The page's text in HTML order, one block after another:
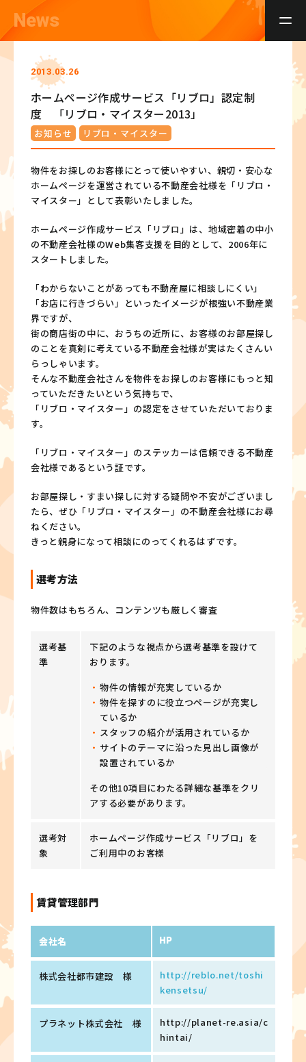
News
2013.03.26
ホームページ作成サービス「リブロ」認定制
度 「リブロ・マイスター2013」
お知らせ リブロ・マイスター
物件をお探しのお客様にとって使いやすい、親切・安心な
ホームページを運営されている不動産会社様を「リブロ・
マイスター」として表彰いたしました。
ホームページ作成サービス「リブロ」は、地域密着の中小
の不動産会社様のWeb集客支援を目的として、2006年に
スタートしました。
「わからないことがあっても不動産屋に相談しにくい」
「お店に行きづらい」といったイメージが根強い不動産業
界ですが、
街の商店街の中に、おうちの近所に、お客様のお部屋探し
のことを真剣に考えている不動産会社様が実はたくさんい
らっしゃいます。
そんな不動産会社さんを物件をお探しのお客様にもっと知
っていただきたいという気持ちで、
「リブロ・マイスター」の認定をさせていただいておりま
す。
「リブロ・マイスター」のステッカーは信頼できる不動産
会社様であるという証です。
お部屋探し・すまい探しに対する疑問や不安がございまし
たら、ぜひ「リブロ・マイスター」の不動産会社様にお尋
ねください。
きっと親身になって相談にのってくれるはずです。
選考方法
物件数はもちろん、コンテンツも厳しく審査
選考基
準
下記のような視点から選考基準を設けて
おります。
物件の情報が充実しているか
物件を探すのに役立つページが充実し
ているか
スタッフの紹介が活用されているか
サイトのテーマに沿った見出し画像が
設置されているか
その他10項目にわたる詳細な基準をクリ
アする必要があります。
選考対
象
ホームページ作成サービス「リブロ」を
ご利用中のお客様
賃貸管理部門
会社名 HP
株式会社都市建設 様
http://reblo.net/toshi
kensetsu/
プラネット株式会社 様
http://planet-re.asia/c
hintai/